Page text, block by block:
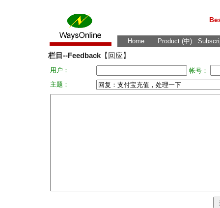
Home Product (中)
栏目--Feedback 【回应】
用户：
帐号：
主题：